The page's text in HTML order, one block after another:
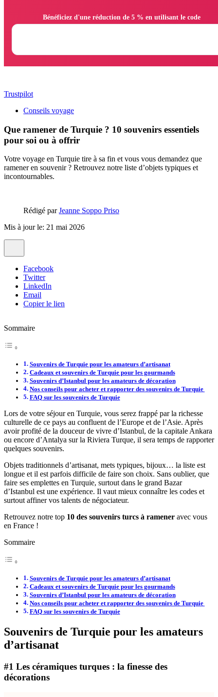
Trustpilot
Conseils voyage
Que ramener de Turquie ? 10 souvenirs essentiels
pour soi ou à offrir
Votre voyage en Turquie tire à sa fin et vous vous demandez que
ramener en souvenir ? Retrouvez notre liste d’objets typiques et
incontournables.
Rédigé parJeanne Soppo Priso
Mis à jour le: 21 mai 2026
Facebook
Twitter
LinkedIn
Email
Copier le lien
Sommaire
Souvenirs de Turquie pour les amateurs d’artisanat
Cadeaux et souvenirs de Turquie pour les gourmands
Souvenirs d’Istanbul pour les amateurs de décoration
Nos conseils pour acheter et rapporter des souvenirs de Turquie
FAQ sur les souvenirs de Turquie
Lors de votre séjour en Turquie, vous serez frappé par la richesse
culturelle de ce pays au confluent de l’Europe et de l’Asie. Après
avoir profité de la douceur de vivre d’Istanbul, de la capitale Ankara
ou encore d’Antalya sur la Riviera Turque, il sera temps de rapporter
quelques souvenirs.
Objets traditionnels d’artisanat, mets typiques, bijoux… la liste est
longue et il est parfois difficile de faire son choix. Sans oublier, que
faire ses emplettes en Turquie, surtout dans le grand Bazar
d’Istanbul est une expérience. Il vaut mieux connaître les codes et
surtout affiner vos talents de négociateur.
Retrouvez notre top 10 des souvenirs turcs à ramener avec vous
en France !
Sommaire
Souvenirs de Turquie pour les amateurs d’artisanat
Cadeaux et souvenirs de Turquie pour les gourmands
Souvenirs d’Istanbul pour les amateurs de décoration
Nos conseils pour acheter et rapporter des souvenirs de Turquie
FAQ sur les souvenirs de Turquie
Souvenirs de Turquie pour les amateurs
d’artisanat
#1 Les céramiques turques : la finesse des
décorations